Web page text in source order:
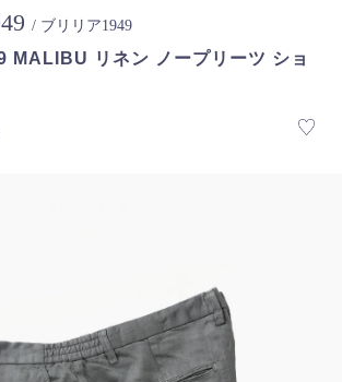
/ ブリリア1949
MALIBU リネン ノープリーツ ショ